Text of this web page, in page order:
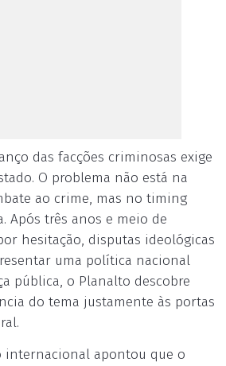
das facções criminosas exige
O problema não está na
ao crime, mas no timing
Após três anos e meio de
hesitação, disputas ideológicas
uma política nacional
pública, o Planalto descobre
do tema justamente às portas
apontou que o